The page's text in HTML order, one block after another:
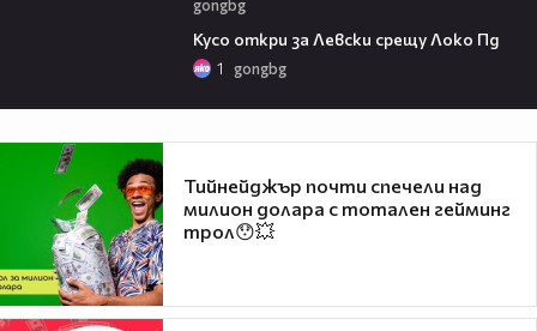
gongbg
Кусо откри за Левски срещу Локо Пд
1 gongbg
Тийнейджър почти спечели над
милион долара с тотален гейминг
трол😯💥